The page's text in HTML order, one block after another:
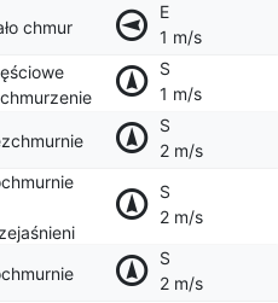
chmur
E
1 m/s
S
1 m/s
S
2 m/s
S
2 m/s
S
2 m/s